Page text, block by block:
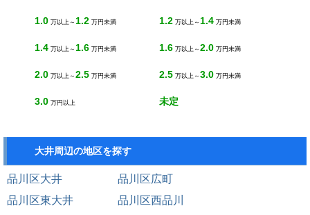
1.0 万以上～ 1.2 万円未満 1.2 万以上～ 1.4 万円未満
1.4 万以上～ 1.6 万円未満 1.6 万以上～ 2.0 万円未満
2.0 万以上～ 2.5 万円未満 2.5 万以上～ 3.0 万円未満
3.0 万円以上 未定
大井周辺の地区を探す
品川区大井
品川区広町
品川区東大井
品川区西品川